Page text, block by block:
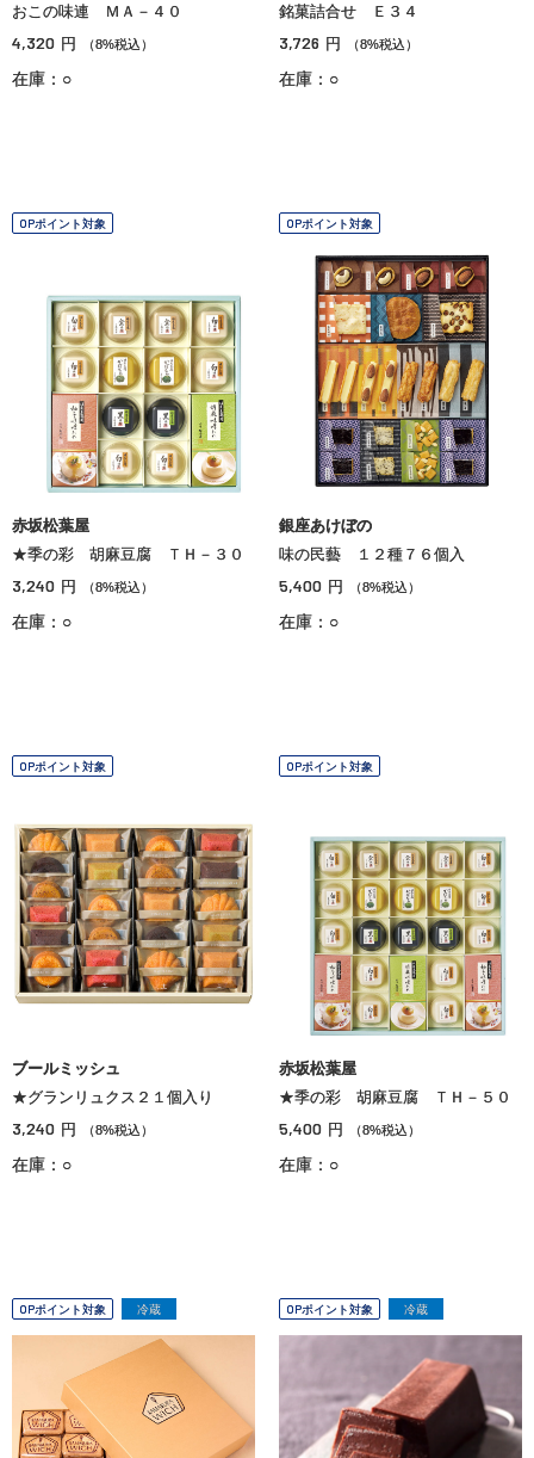
おこの味連 ＭＡ－４０
4,320 円 （8%税込）
在庫：○
銘菓詰合せ Ｅ３４
3,726 円 （8%税込）
在庫：○
OPポイント対象
赤坂松葉屋
★季の彩 胡麻豆腐 ＴＨ－３０
3,240 円 （8%税込）
在庫：○
OPポイント対象
銀座あけぼの
味の民藝 １２種７６個入
5,400 円 （8%税込）
在庫：○
OPポイント対象
ブールミッシュ
★グランリュクス２１個入り
3,240 円 （8%税込）
在庫：○
OPポイント対象
赤坂松葉屋
★季の彩 胡麻豆腐 ＴＨ－５０
5,400 円 （8%税込）
在庫：○
OPポイント対象 冷蔵 OPポイント対象 冷蔵